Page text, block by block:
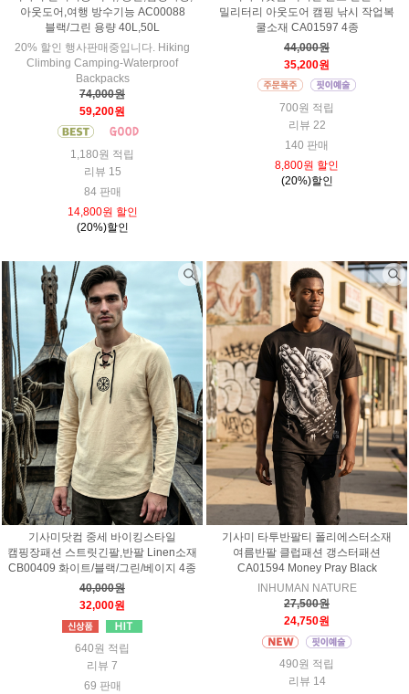
아웃도어,여행 방수기능 AC00088
블랙/그린 용량 40L,50L
20% 할인 행사판매중입니다. Hiking
Climbing Camping-Waterproof
Backpacks
74,000원
59,200원
1,180원 적립
리뷰 15
84 판매
14,800원 할인
(20%)할인
밀리터리 아웃도어 캠핑 낚시 작업복
쿨소재 CA01597 4종
44,000원
35,200원
700원 적립
리뷰 22
140 판매
8,800원 할인
(20%)할인
기사미닷컴 중세 바이킹스타일
캠핑장패션 스트릿긴팔,반팔 Linen소재
CB00409 화이트/블랙/그린/베이지 4종
40,000원
32,000원
640원 적립
리뷰 7
69 판매
기사미 타투반팔티 폴리에스터소재
여름반팔 클럽패션 갱스터패션
CA01594 Money Pray Black
INHUMAN NATURE
27,500원
24,750원
490원 적립
리뷰 14